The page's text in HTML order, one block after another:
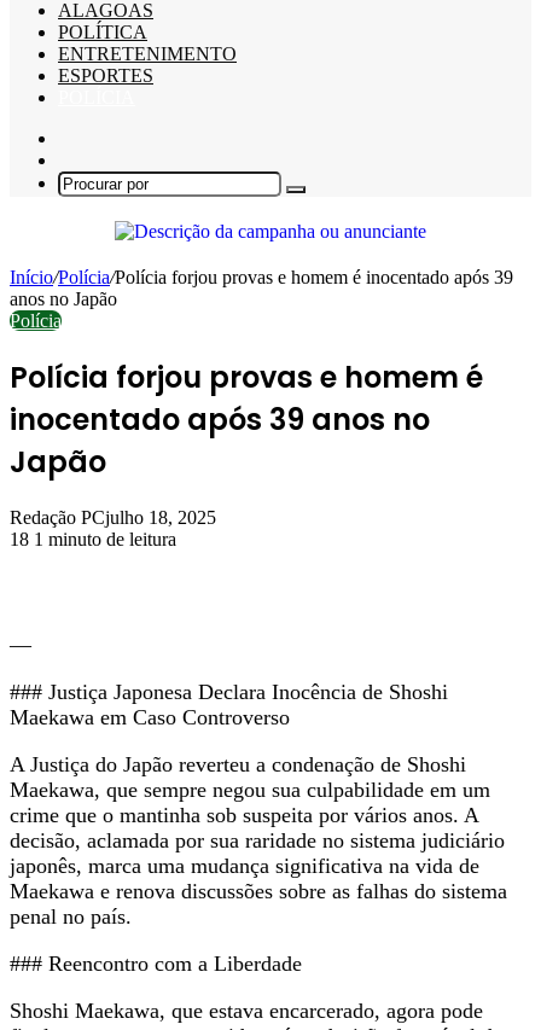
ALAGOAS
POLÍTICA
ENTRETENIMENTO
ESPORTES
skin
Procurar
Início/Polícia/Polícia forjou provas e homem é inocentado após 39
anos no Japão
Polícia
Polícia forjou provas e homem é
inocentado após 39 anos no
Japão
Redação PCjulho 18, 2025
18 1 minuto de leitura
—
### Justiça Japonesa Declara Inocência de Shoshi
Maekawa em Caso Controverso
A Justiça do Japão reverteu a condenação de Shoshi
Maekawa, que sempre negou sua culpabilidade em um
crime que o mantinha sob suspeita por vários anos. A
decisão, aclamada por sua raridade no sistema judiciário
japonês, marca uma mudança significativa na vida de
Maekawa e renova discussões sobre as falhas do sistema
penal no país.
### Reencontro com a Liberdade
Shoshi Maekawa, que estava encarcerado, agora pode